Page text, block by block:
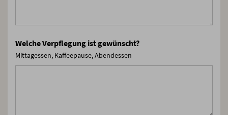
Welche Verpflegung ist gewünscht?
Mittagessen, Kaffeepause, Abendessen